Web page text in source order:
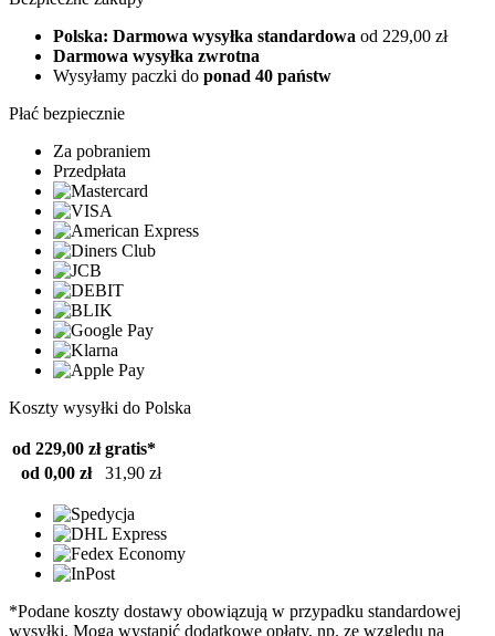
Polska: Darmowa wysyłka standardowa od 229,00 zł
Darmowa wysyłka zwrotna
Wysyłamy paczki do ponad 40 państw
Płać bezpiecznie
Za pobraniem
Przedpłata
Koszty wysyłki do Polska
od 229,00 zł gratis*
od 0,00 zł
31,90 zł
*Podane koszty dostawy obowiązują w przypadku standardowej
wysyłki. Mogą wystąpić dodatkowe opłaty, np. ze względu na